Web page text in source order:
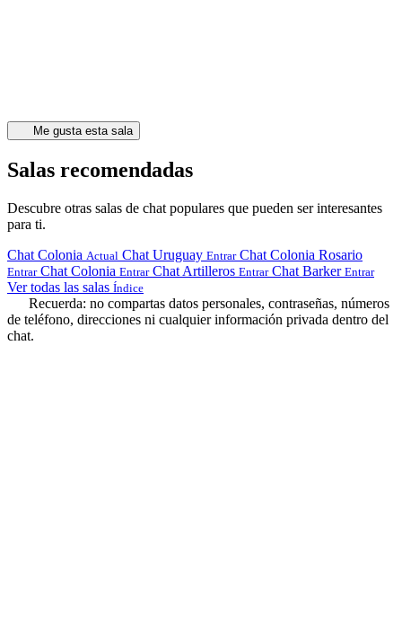
Me gusta esta sala
Salas recomendadas
Descubre otras salas de chat populares que pueden ser interesantes
para ti.
Chat Colonia Actual Chat Uruguay Entrar Chat Colonia Rosario
Entrar Chat Colonia Entrar Chat Artilleros Entrar Chat Barker Entrar
Ver todas las salas Índice
Recuerda: no compartas datos personales, contraseñas, números
de teléfono, direcciones ni cualquier información privada dentro del
chat.